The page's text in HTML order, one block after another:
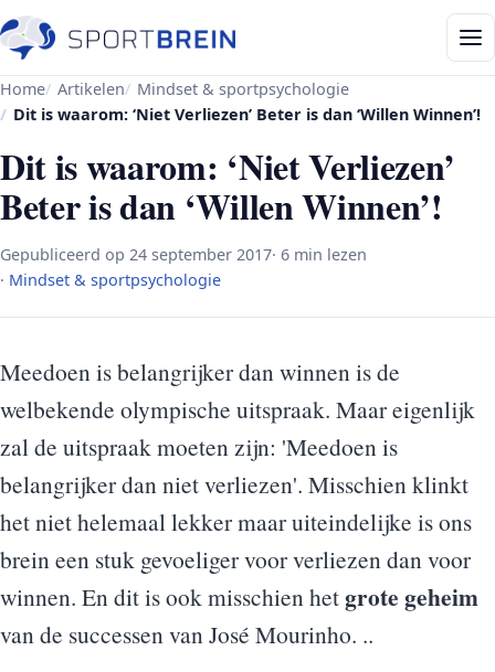
Home Artikelen
Mindset & sportpsychologie
Dit is waarom: ‘Niet Verliezen’ Beter is dan ‘Willen Winnen’!
Dit is waarom: ‘Niet Verliezen’
Beter is dan ‘Willen Winnen’!
Gepubliceerd op 24 september 2017· 6 min lezen
· Mindset & sportpsychologie
Meedoen is belangrijker dan winnen is de
welbekende olympische uitspraak. Maar eigenlijk
zal de uitspraak moeten zijn: 'Meedoen is
belangrijker dan niet verliezen'. Misschien klinkt
het niet helemaal lekker maar uiteindelijke is ons
brein een stuk gevoeliger voor verliezen dan voor
winnen. En dit is ook misschien hetgrote geheim
van de successen van José Mourinho. ..